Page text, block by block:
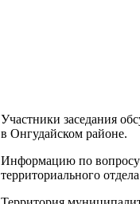
Участники заседания
в Онгудайском районе.
Информацию по вопросу
территориального